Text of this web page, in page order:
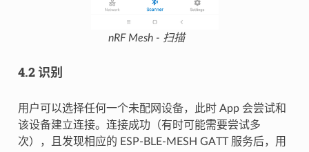
nRF Mesh - 扫描
4.2 识别
用户可以选择任何一个未配网设备，此时 App 会尝试和
该设备建立连接。连接成功（有时可能需要尝试多
次），且发现相应的 ESP-BLE-MESH GATT 服务后，用